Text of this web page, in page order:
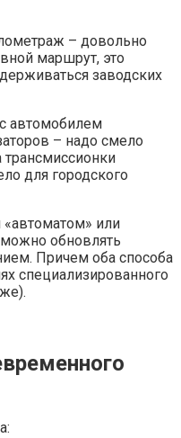
– довольно
маршрут, это
заводских
автомобилем
– надо смело
для городского
или
обновлять
Причем оба способа
специализированного